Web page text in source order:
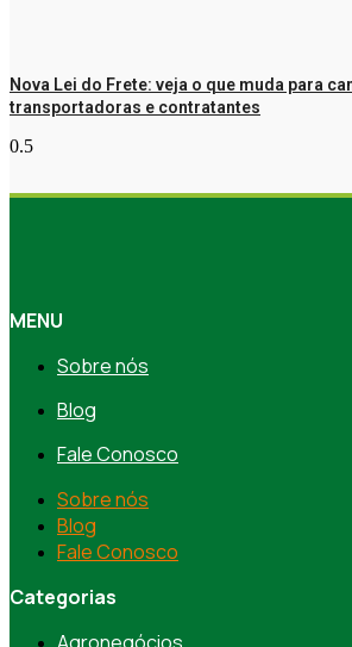
Nova Lei do Frete: veja o que muda para
transportadoras e contratantes
MENU
Sobre nós
Blog
Fale Conosco
Sobre nós
Blog
Fale Conosco
Categorias